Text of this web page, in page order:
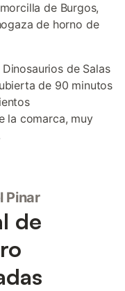
de Burgos,
de horno de
de Salas
de 90 minutos
la comarca, muy
Pinar
de